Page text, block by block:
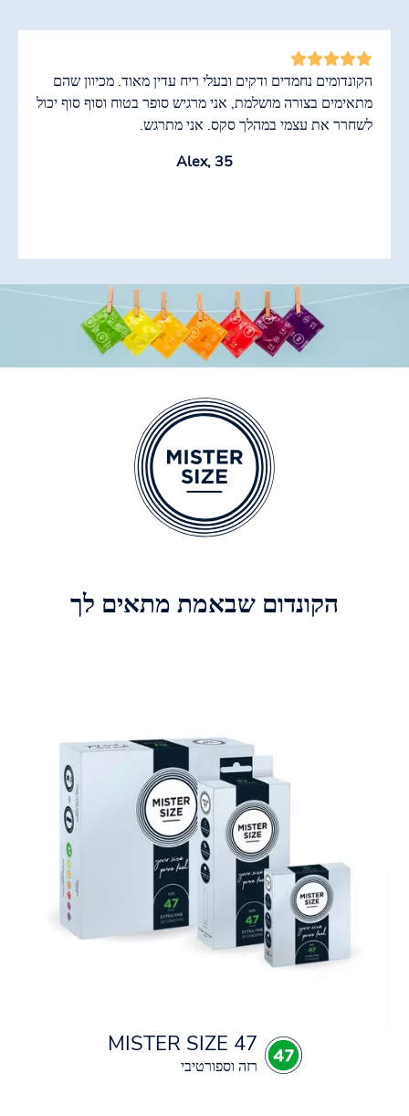
הקונדומים נחמדים ודקים ובעלי ריח עדין מאוד. מכיוון שהם
מתאימים בצורה מושלמת, אני מרגיש סופר בטוח וסוף סוף יכול
לשחרר את עצמי במהלך סקס. אני מתרגש.
Alex, 35
הקונדום שבאמת מתאים לך
MISTER SIZE 47
רזה וספורטיבי